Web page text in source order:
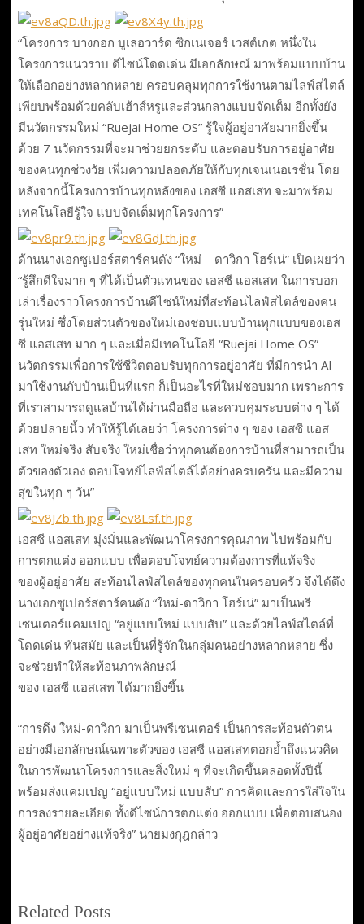
“โครงการ บางกอก บูเลอวาร์ด ซิกเนเจอร์ เวสต์เกต หนึ่งใน
โครงการแนวราบ ดีไซน์โดดเด่น มีเอกลักษณ์ มาพร้อมแบบบ้าน
ให้เลือกอย่างหลากหลาย ครอบคลุมทุกการใช้งานตามไลฟ์สไตล์
เพียบพร้อมด้วยคลับเฮ้าส์หรูและส่วนกลางแบบจัดเต็ม อีกทั้งยัง
มีนวัตกรรมใหม่ “Ruejai Home OS” รู้ใจผู้อยู่อาศัยมากยิ่งขึ้น
ด้วย 7 นวัตกรรมที่จะมาช่วยยกระดับ และตอบรับการอยู่อาศัย
ของคนทุกช่วงวัย เพิ่มความปลอดภัยให้กับทุกเจนเนอเรชั่น โดย
หลังจากนี้โครงการบ้านทุกหลังของ เอสซี แอสเสท จะมาพร้อม
เทคโนโลยีรู้ใจ แบบจัดเต็มทุกโครงการ”
ด้านนางเอกซูเปอร์สตาร์คนดัง “ใหม่ – ดาวิกา โฮร์เน่” เปิดเผยว่า
“รู้สึกดีใจมาก ๆ ที่ได้เป็นตัวแทนของ เอสซี แอสเสท ในการบอก
เล่าเรื่องราวโครงการบ้านดีไซน์ใหม่ที่สะท้อนไลฟ์สไตล์ของคน
รุ่นใหม่ ซึ่งโดยส่วนตัวของใหม่เองชอบแบบบ้านทุกแบบของเอส
ซี แอสเสท มาก ๆ และเมื่อมีเทคโนโลยี “Ruejai Home OS”
นวัตกรรมเพื่อการใช้ชีวิตตอบรับทุกการอยู่อาศัย ที่มีการนำ AI
มาใช้งานกับบ้านเป็นที่แรก ก็เป็นอะไรที่ใหม่ชอบมาก เพราะการ
ที่เราสามารถดูแลบ้านได้ผ่านมือถือ และควบคุมระบบต่าง ๆ ได้
ด้วยปลายนิ้ว ทำให้รู้ได้เลยว่า โครงการต่าง ๆ ของ เอสซี แอส
เสท ใหม่จริง สับจริง ใหม่เชื่อว่าทุกคนต้องการบ้านที่สามารถเป็น
ตัวของตัวเอง ตอบโจทย์ไลฟ์สไตล์ได้อย่างครบครัน และมีความ
สุขในทุก ๆ วัน”
เอสซี แอสเสท มุ่งมั่นและพัฒนาโครงการคุณภาพ ไปพร้อมกับ
การตกแต่ง ออกแบบ เพื่อตอบโจทย์ความต้องการที่แท้จริง
ของผู้อยู่อาศัย สะท้อนไลฟ์สไตล์ของทุกคนในครอบครัว จึงได้ดึง
นางเอกซูเปอร์สตาร์คนดัง “ใหม่-ดาวิกา โฮร์เน่” มาเป็นพรี
เซนเตอร์แคมเปญ “อยู่แบบใหม่ แบบสับ” และด้วยไลฟ์สไตล์ที่
โดดเด่น ทันสมัย และเป็นที่รู้จักในกลุ่มคนอย่างหลากหลาย ซึ่ง
จะช่วยทำให้สะท้อนภาพลักษณ์
ของ เอสซี แอสเสท ได้มากยิ่งขึ้น
“การดึง ใหม่-ดาวิกา มาเป็นพรีเซนเตอร์ เป็นการสะท้อนตัวตน
อย่างมีเอกลักษณ์เฉพาะตัวของ เอสซี แอสเสทตอกย้ำถึงแนวคิด
ในการพัฒนาโครงการและสิ่งใหม่ ๆ ที่จะเกิดขึ้นตลอดทั้งปีนี้
พร้อมส่งแคมเปญ “อยู่แบบใหม่ แบบสับ” การคิดและการใส่ใจใน
การลงรายละเอียด ทั้งดีไซน์การตกแต่ง ออกแบบ เพื่อตอบสนอง
ผู้อยู่อาศัยอย่างแท้จริง” นายมงกุฎกล่าว
Related Posts